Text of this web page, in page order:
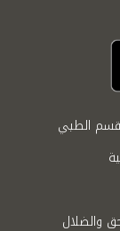
الطبي
والضلال